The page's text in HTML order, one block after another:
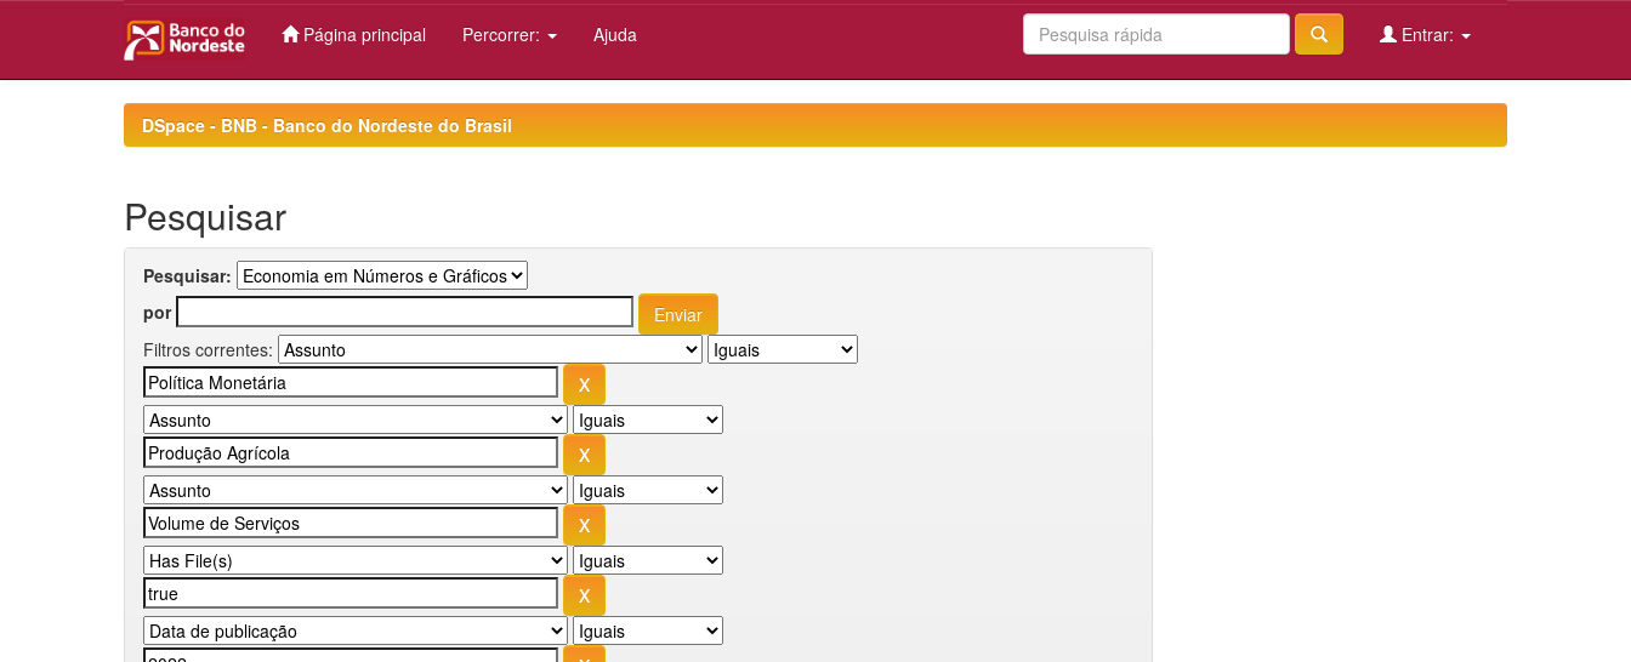
Página principal Percorrer: Ajuda Entrar:
DSpace - BNB - Banco do Nordeste do Brasil
Pesquisar
Pesquisar:
por
Filtros correntes: